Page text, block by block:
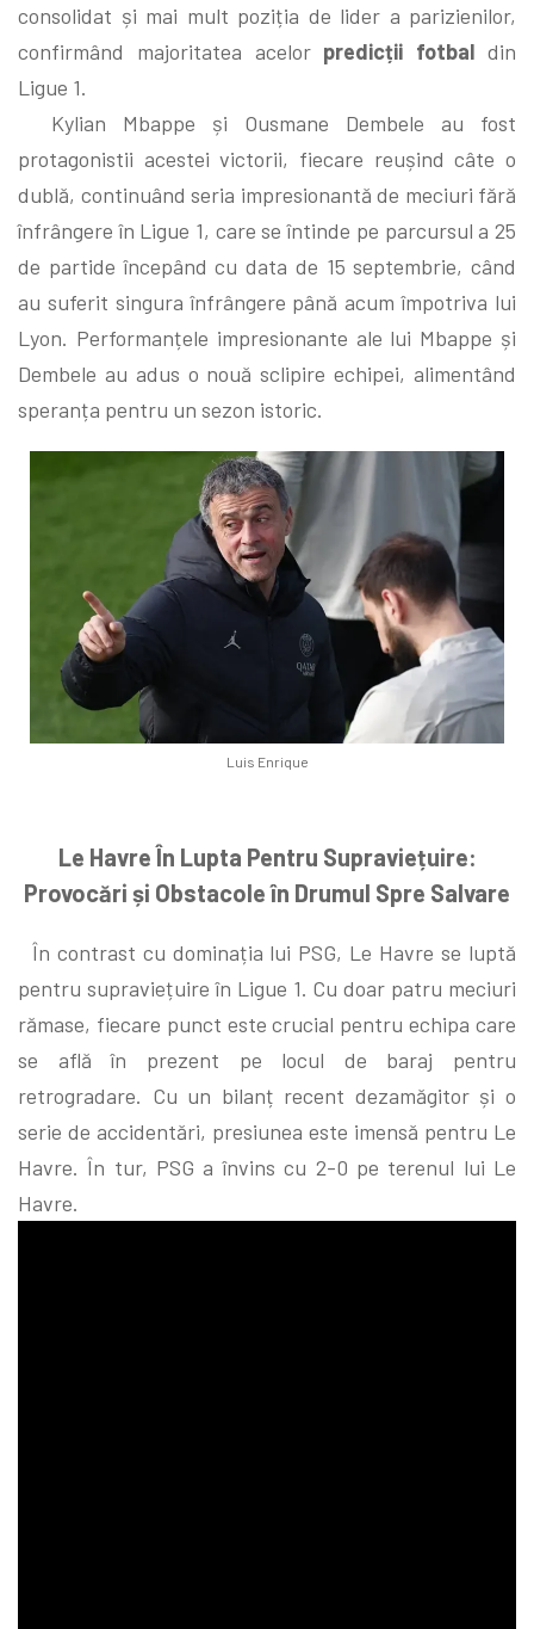
consolidat și mai mult poziția de lider a parizienilor,
confirmând majoritatea acelor predicții fotbal din
Ligue 1.
Kylian Mbappe și Ousmane Dembele au fost
protagonistii acestei victorii, fiecare reușind câte o
dublă, continuând seria impresionantă de meciuri fără
înfrângere în Ligue 1, care se întinde pe parcursul a 25
de partide începând cu data de 15 septembrie, când
au suferit singura înfrângere până acum împotriva lui
Lyon. Performanțele impresionante ale lui Mbappe și
Dembele au adus o nouă sclipire echipei, alimentând
speranța pentru un sezon istoric.
Luis Enrique
Le Havre În Lupta Pentru Supraviețuire:
Provocări și Obstacole în Drumul Spre Salvare
În contrast cu dominația lui PSG, Le Havre se luptă
pentru supraviețuire în Ligue 1. Cu doar patru meciuri
rămase, fiecare punct este crucial pentru echipa care
se află în prezent pe locul de baraj pentru
retrogradare. Cu un bilanț recent dezamăgitor și o
serie de accidentări, presiunea este imensă pentru Le
Havre. În tur, PSG a învins cu 2-0 pe terenul lui Le
Havre.